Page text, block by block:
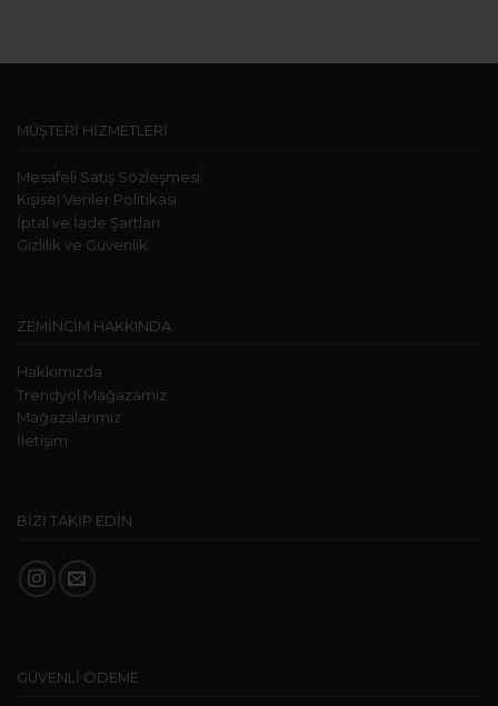
MÜŞTERİ HİZMETLERİ
Mesafeli Satış Sözleşmesi
KişiseI Veriler Politikası
İptal ve İade Şartları
Gizlilik ve Güvenlik
ZEMİNCİM HAKKINDA
Hakkımızda
Trendyol Mağazamız
Mağazalarımız
İletişim
BİZİ TAKİP EDİN
GÜVENLİ ÖDEME